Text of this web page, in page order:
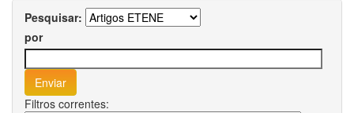
Pesquisar:
por
Filtros correntes: